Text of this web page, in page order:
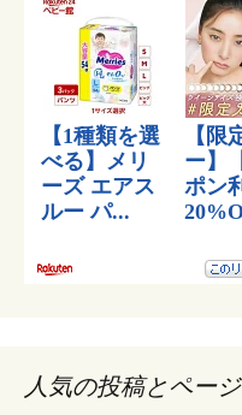
人気の投稿とページ